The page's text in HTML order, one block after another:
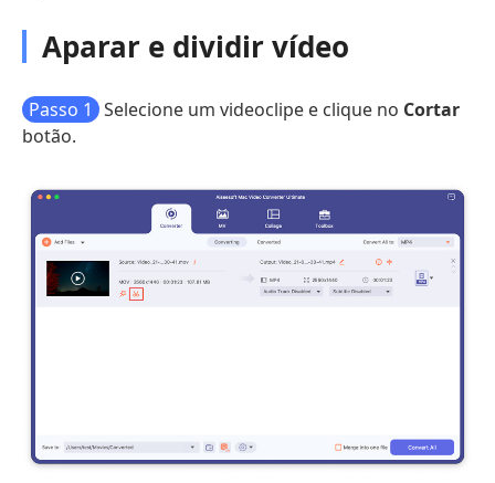
Aparar e dividir vídeo
Passo 1 Selecione um videoclipe e clique no Cortar
botão.